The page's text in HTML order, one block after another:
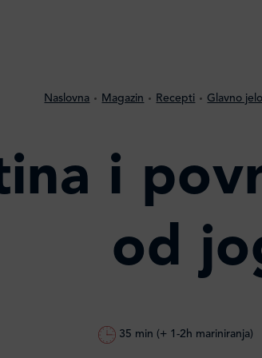
Naslovna Magazin Recepti Glavno jelo
i
od
35 min (+ 1-2h mariniranja)